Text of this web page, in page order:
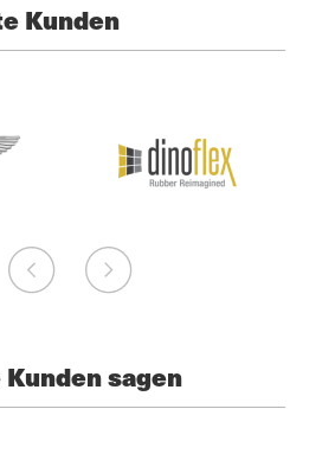
Kunden
sagen